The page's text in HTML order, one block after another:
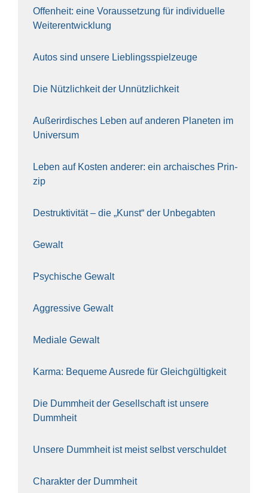
Offen­heit: eine Vor­aus­set­zung für indi­vi­du­el­le
Wei­ter­ent­wick­lung
Autos sind unse­re Lieb­lings­spiel­zeu­ge
Die Nütz­lich­keit der Unnütz­lich­keit
Außer­ir­di­sches Leben auf ande­ren Pla­ne­ten im
Uni­ver­sum
Leben auf Kos­ten ande­rer: ein archai­sches Prin­
zip
Destruk­ti­vi­tät – die „Kunst“ der Unbe­gab­ten
Gewalt
Psy­chi­sche Gewalt
Aggres­si­ve Gewalt
Media­le Gewalt
Kar­ma: Beque­me Aus­re­de für Gleich­gül­tig­keit
Die Dumm­heit der Gesell­schaft ist unse­re
Dumm­heit
Unse­re Dumm­heit ist meist selbst ver­schul­det
Cha­rak­ter der Dumm­heit